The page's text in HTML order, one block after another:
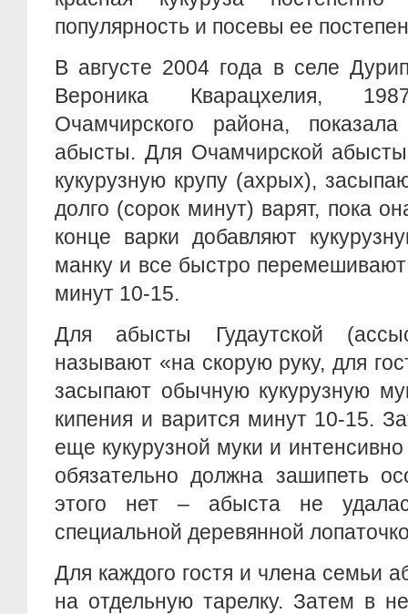
популярность и посевы ее
В августе 2004 года в селе
Вероника Кварацхелия,
Очамчирского района,
абысты. Для Очамчирской
кукурузную крупу (ахрых),
долго (сорок минут) варят, пока
конце варки добавляют
манку и все быстро
минут 10-15.
Для абысты Гудаутской
называют «на скорую руку, для
засыпают обычную кукурузную
кипения и варится минут 10-15.
еще кукурузной муки и
обязательно должна зашипеть
этого нет – абыста не
специальной деревянной
Для каждого гостя и члена семьи
на отдельную тарелку. Затем в